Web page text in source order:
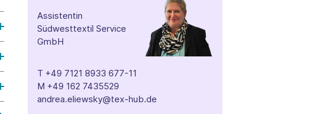
Assistentin
Südwesttextil Service
GmbH
T +49 7121 8933 677-11
M +49 162 7435529
andrea.eliewsky@tex-hub.de